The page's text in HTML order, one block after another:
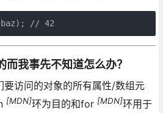
我事先不知道怎么办？
要访问的对象的所有属性/数组元
[MDN]环为目的和for [MDN]环用于